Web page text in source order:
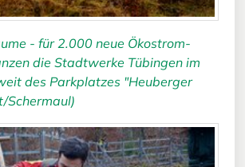
- für 2.000 neue Ökostrom-
die Stadtwerke Tübingen im
des Parkplatzes "Heuberger
Schermaul)